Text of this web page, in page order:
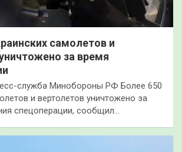
самолетов и
за время
служба Минобороны РФ Более 650
и вертолетов уничтожено за
спецоперации, сообщил…